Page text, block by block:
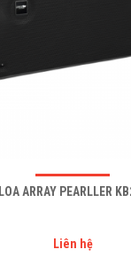
LOA ARRAY PEARLLER
Liên hệ